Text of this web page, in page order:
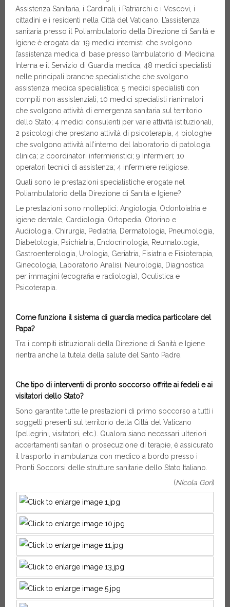
Assistenza Sanitaria, i Cardinali, i Patriarchi e i Vescovi, i
cittadini e i residenti nella Città del Vaticano. L’assistenza
sanitaria presso il Poliambulatorio della Direzione di Sanità e
Igiene è erogata da: 19 medici internisti che svolgono
l’assistenza medica di base presso l’ambulatorio di Medicina
Interna e il Servizio di Guardia medica; 48 medici specialisti
nelle principali branche specialistiche che svolgono
assistenza medica specialistica; 5 medici specialisti con
compiti non assistenziali; 10 medici specialisti rianimatori
che svolgono attività di emergenza sanitaria sul territorio
dello Stato; 4 medici consulenti per varie attività istituzionali,
2 psicologi che prestano attività di psicoterapia, 4 biologhe
che svolgono attività all’interno del laboratorio di patologia
clinica; 2 coordinatori infermieristici; 9 Infermieri; 10
operatori tecnici di assistenza; 4 infermiere religiose.
Quali sono le prestazioni specialistiche erogate nel
Poliambulatorio della Direzione di Sanità e Igiene?
Le prestazioni sono molteplici: Angiologia, Odontoiatria e
igiene dentale, Cardiologia, Ortopedia, Otorino e
Audiologia, Chirurgia, Pediatria, Dermatologia, Pneumologia,
Diabetologia, Psichiatria, Endocrinologia, Reumatologia,
Gastroenterologia, Urologia, Geriatria, Fisiatria e Fisioterapia,
Ginecologia, Laboratorio Analisi, Neurologia, Diagnostica
per immagini (ecografia e radiologia), Oculistica e
Psicoterapia.
Come funziona il sistema di guardia medica particolare del
Papa?
Tra i compiti istituzionali della Direzione di Sanità e Igiene
rientra anche la tutela della salute del Santo Padre.
Che tipo di interventi di pronto soccorso offrite ai fedeli e ai
visitatori dello Stato?
Sono garantite tutte le prestazioni di primo soccorso a tutti i
soggetti presenti sul territorio della Città del Vaticano
(pellegrini, visitatori, etc.). Qualora siano necessari ulteriori
accertamenti sanitari o prosecuzione di terapie, è assicurato
il trasporto in ambulanza con medico a bordo presso i
Pronti Soccorsi delle strutture sanitarie dello Stato Italiano.
(Nicola Gori)